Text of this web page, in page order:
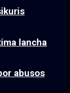
lancha
abusos